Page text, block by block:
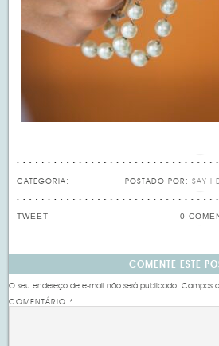
CATEGORIA: POSTADO POR: SAY I
0
TWEET
COMENTE ESTE
O seu endereço de e-mail não será publicado. Campos
COMENTÁRIO*